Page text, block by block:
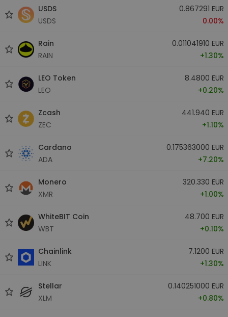
USDS
USDS
0.867291 EUR
0.00%
Rain
RAIN
0.011041910 EUR
+1.30%
LEO Token
LEO
8.4800 EUR
+0.20%
Zcash
ZEC
441.940 EUR
+1.10%
Cardano
ADA
0.175363000 EUR
+7.20%
Monero
XMR
320.330 EUR
+1.00%
WhiteBIT Coin
WBT
48.700 EUR
+0.10%
Chainlink
LINK
7.1200 EUR
+1.30%
Stellar
XLM
0.140251000 EUR
+0.80%